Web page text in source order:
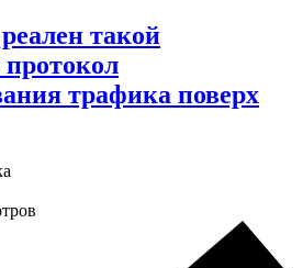
такой
трафика поверх